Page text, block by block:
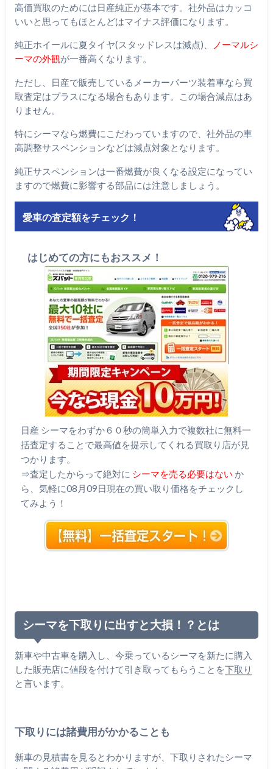
高価買取のためには日産純正が基本です。社外品はカッコ
いいと思ってもほとんどはマイナス評価になります。
純正ホイールに夏タイヤ(スタッドレスは減点)、
ノーマルシ
ーマの外観が一番高くなります。
ただし、日産で販売しているメーカーパーツ装着車なら買
取査定はプラスになる場合もあります。この場合減点はあ
りません。
特にシーマなら燃費にこだわっていますので、社外品の車
高調整サスペンションなどは減点対象となります。
純正サスペンションは一番燃費が良くなる設定になってい
ますので燃費に影響する部品には注意しましょう。
愛車の査定額をチェック！
はじめての方にもおススメ！
日産 シーマをわずか６０秒の簡単入力で複数社に無料一
括査定することで最高値を提示してくれる買取り店が見
つかります。
⇒査定したからって絶対に シーマを売る必要はない か
ら、気軽に08月09日現在の買い取り価格をチェックし
てみよう！
シーマを下取りに出すと大損！？とは
新車や中古車を購入し、今乗っているシーマを新たに購入
した販売店に値段を付けて引き取ってもらうことを下取り
と言います。
下取りには諸費用がかかることも
新車の見積書を見るとわかりますが、下取りされたシーマ